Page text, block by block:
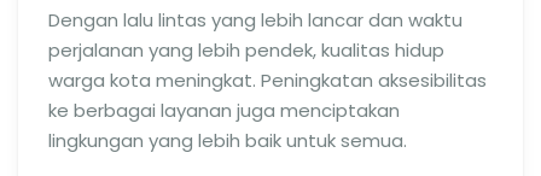
Dengan lalu lintas yang lebih lancar dan waktu
perjalanan yang lebih pendek, kualitas hidup
warga kota meningkat. Peningkatan aksesibilitas
ke berbagai layanan juga menciptakan
lingkungan yang lebih baik untuk semua.